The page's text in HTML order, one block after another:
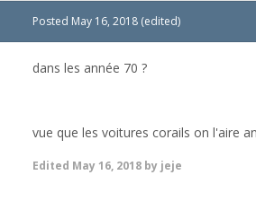
Posted May 16, 2018 (edited)
dans les année 70 ?
vue que les voitures corails on l'aire
Edited May 16, 2018 by jeje